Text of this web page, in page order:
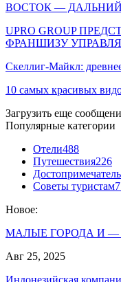
ВОСТОК —
UPRO GROUP
ФРАНШИЗУ
Скеллиг-Майкл:
10 самых красивых
Загрузить еще
Популярные категории
Отели488
Путешествия226
Советы туристам
Новое:
МАЛЫЕ ГОРОДА И
Авг 25, 2025
Индонезийская